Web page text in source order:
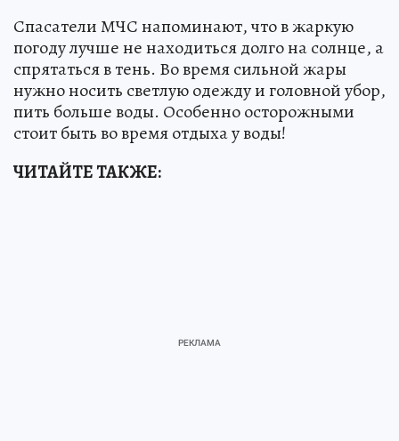
Спасатели МЧС напоминают, что в жаркую
погоду лучше не находиться долго на солнце, а
спрятаться в тень. Во время сильной жары
нужно носить светлую одежду и головной убор,
пить больше воды. Особенно осторожными
стоит быть во время отдыха у воды!
ЧИТАЙТЕ ТАКЖЕ: